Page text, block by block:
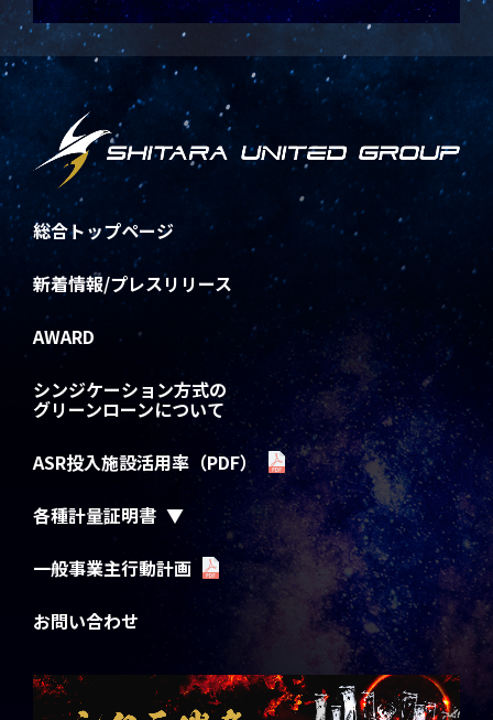
総合トップページ
新着情報/プレスリリース
AWARD
シンジケーション方式の
グリーンローンについて
ASR投入施設活用率（PDF）
各種計量証明書
一般事業主行動計画
お問い合わせ